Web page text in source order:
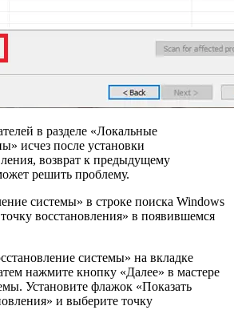
в разделе «Локальные
исчез после установки
возврат к предыдущему
решить проблему.
системы» в строке поиска Windows
восстановления» в появившемся
системы» на вкладке
нажмите кнопку «Далее» в мастере
Установите флажок «Показать
и выберите точку